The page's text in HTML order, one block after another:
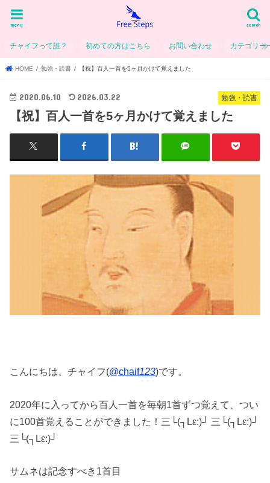
search
menu
チャイフって誰？ 初めての方はこちら お問い合わせ カテゴリー
HOME 勉強・読書 【祝】百人一首を5ヶ月かけて覚えました
勉強・読書
2020.06.10 2026.03.22
【祝】百人一首を5ヶ月かけて覚えました
こんにちは、チャイフ(@chaif123)です。
2020年に入ってから百人一首を毎朝1首ずつ覚えて、つい
に100首覚えることができました！三└(┐Lε:)┘ 三└(┐Lε:)┘
三└(┐Lε:)┘
サムネは記念すべき1首目